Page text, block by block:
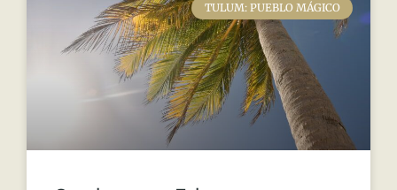
TULUM: PUEBLO MÁGICO